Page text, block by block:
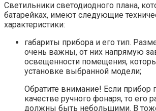
Светильники светодиодного плана,
батарейках, имеют следующие
характеристики:
габариты прибора и его тип.
очень важны, от них напрямую
освещенности помещения,
установке выбранной модели;
Обратите внимание! Если прибор
качестве ручного фонаря, то его
должны быть небольшими. В